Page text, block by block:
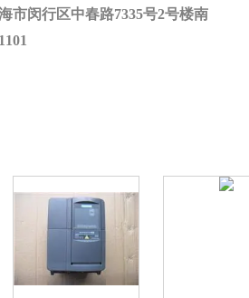
市闵行区中春路7335号2号楼南